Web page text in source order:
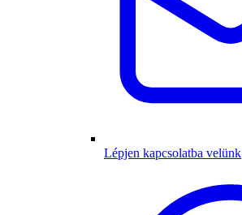
Lépjen kapcsolatba velünk